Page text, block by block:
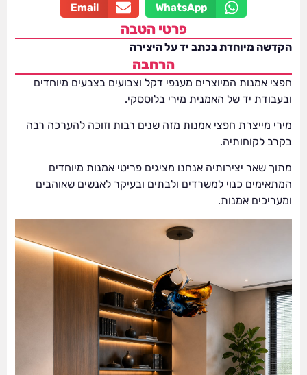
WhatsApp
Email
פרטי הטבה
הקדשה מיוחדת בכתב יד על היצירה
הרחבה
חפצי אמנות המיוצרים מענפי דקל וצבועים בצבעים מיוחדים
ובעבודת יד של האמנית מירי בלוססקי.
מירי מייצרת חפצי אמנות מזה שנים רבות וזוכה להערכה רבה
בקרב לקוחותיה.
מתוך שאר יצירותיה אנחנו מציגים פריטי אמנות מיוחדים
המתאימים כנוי למשרדים ולבתים ובעיקר לאנשים שאוהבים
ומעריכים אמנות.